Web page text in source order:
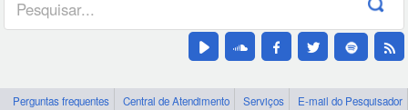
Perguntas frequentes Central de Atendimento Serviços
E-mail do Pesquisador